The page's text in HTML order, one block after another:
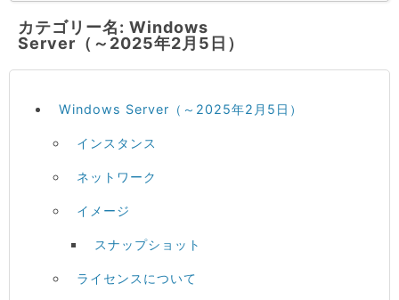
カテゴリー名: Windows
Server（～2025年2月5日）
Windows Server（～2025年2月5日）
インスタンス
ネットワーク
イメージ
スナップショット
ライセンスについて